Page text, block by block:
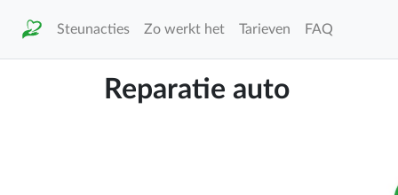
Steunacties Zo werkt het Tarieven FAQ
Reparatie auto